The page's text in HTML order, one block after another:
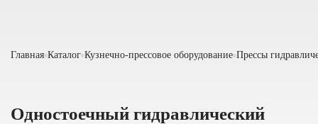
Главная Каталог Кузнечно-прессовое оборудование Прессы
Одностоечный гидравлический